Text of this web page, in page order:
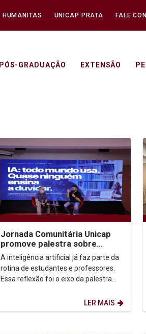
HUMANITAS UNICAP PRATA FALE
PÓS-GRADUAÇÃO EXTENSÃO
Jornada Comunitária Unicap
promove palestra sobre
aprendizagem com uso de IA
A inteligência artificial já faz parte da
rotina de estudantes e professores.
Essa reflexão foi o eixo da palestra
LER MAIS